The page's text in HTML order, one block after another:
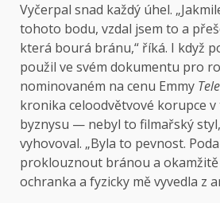
Vyčerpal snad každý úhel.
tohoto bodu, vzdal jsem to a
která bourá bránu,“ říká. I když
použil ve svém dokumentu pro
nominovaném na cenu Emmy
kronika celoodvětvové korupce
byznysu — nebyl to filmařský
vyhovoval. „Byla to pevnost.
proklouznout bránou a okamžitě
ochranka a fyzicky mě vyvedla z